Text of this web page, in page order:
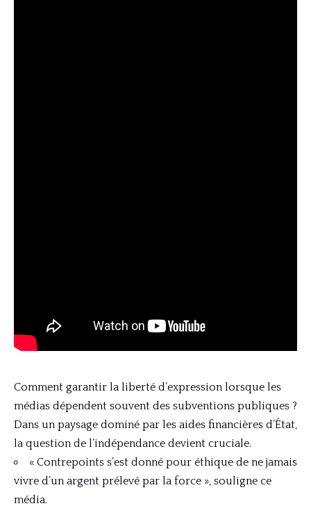
Comment garantir la liberté d’expression lorsque les
médias dépendent souvent des subventions publiques ?
Dans un paysage dominé par les aides financières d’État,
la question de l’indépendance devient cruciale.
« Contrepoints s’est donné pour éthique de ne jamais
vivre d’un argent prélevé par la force », souligne ce
média.